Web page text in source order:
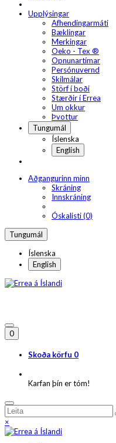
Upplýsingar
Afhendingarmáti
Bæklingar
Merkingar
Oeko - Tex ®
Opnunartímar
Persónuvernd
Skilmálar
Störf í boði
Stærðir í Errea
Um okkur
Þvottur
Tungumál
Íslenska
English
Aðgangurinn minn
Skráning
Innskráning
Óskalisti (0)
Tungumál
Íslenska
English
0
Skoða körfu 0
Karfan þín er tóm!
×